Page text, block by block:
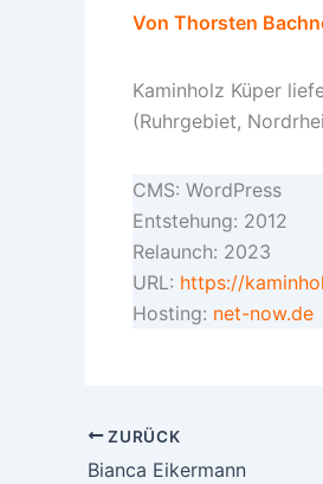
Von Thorsten
Kaminholz Küper
(Ruhrgebiet,
CMS: WordPress
Entstehung: 2012
Relaunch: 2023
URL: https://
Hosting: net-now.de
ZURÜCK
Bianca Eikermann